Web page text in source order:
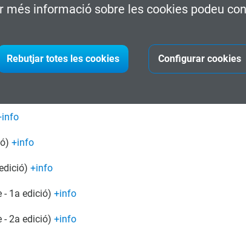
més informació sobre les cookies podeu
Rebutjar totes les cookies Configurar cookies
- 1a edició)+info
Incendis (Semipresencial - 1a edició)
Ferroviària Basats en Normatives (Live online - 1a
+info
+info
- 1a edició) +info
- 2a edició) +info